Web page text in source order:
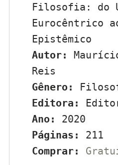
Filosofia: do
Eurocêntrico
Epistêmico
Autor:
Reis
Gênero:
Editora:
Ano:
2020
Páginas:
211
Comprar: